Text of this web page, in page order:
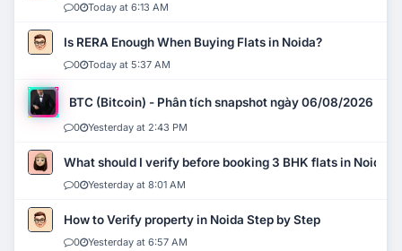
0 Today at 6:13 AM
Is RERA Enough When Buying Flats in Noida?
0 Today at 5:37 AM
BTC (Bitcoin) - Phân tích snapshot ngày 06/08/2026
0 Yesterday at 2:43 PM
What should I verify before booking 3 BHK flats in Noida?
0 Yesterday at 8:01 AM
How to Verify property in Noida Step by Step
0 Yesterday at 6:57 AM